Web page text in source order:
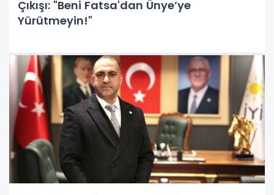
Çıkışı: "Beni Fatsa'dan Ünye’ye
Yürütmeyin!"